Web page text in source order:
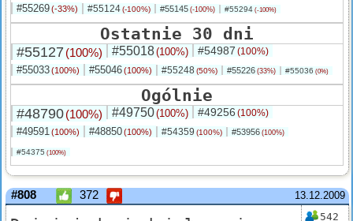
#55269(-33%) #55124(-100%) #55145 (-100%) #55294 (-100%)
Ostatnie 30 dni
#55127 (100%) #55018(100%) #54987 (100%)
#55033(100%) #55046(100%) #55248 (50%) #55226 (33%) #55036 (0%)
Ogólnie
#48790(100%) #49750(100%) #49256 (100%)
#49591(100%) #48850(100%) #54359 (100%) #53956 (100%)
#54375 (100%)
13.12.2009
#808 372
542